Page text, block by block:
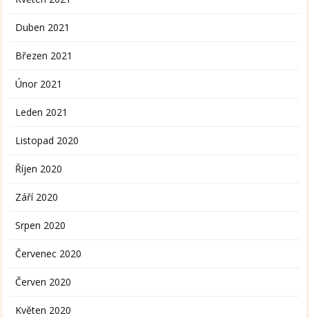
Duben 2021
Březen 2021
Únor 2021
Leden 2021
Listopad 2020
Říjen 2020
Září 2020
Srpen 2020
Červenec 2020
Červen 2020
Květen 2020